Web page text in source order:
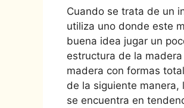
Cuando se trata de un
utiliza uno donde este
buena idea jugar un
estructura de la
madera con formas
de la siguiente
se encuentra en